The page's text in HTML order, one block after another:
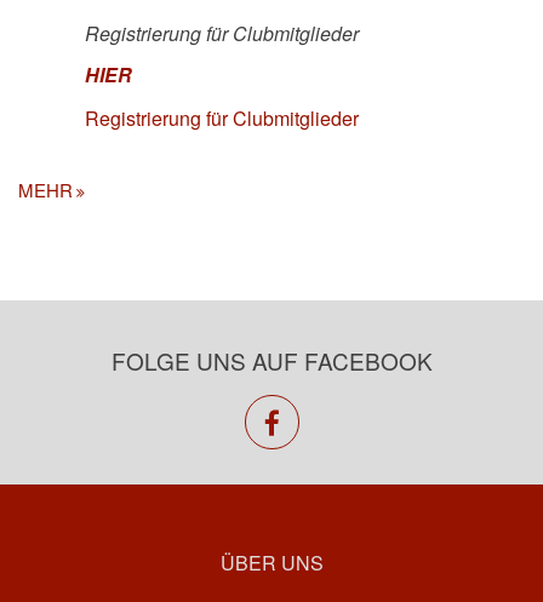
Registrierung für Clubmitglieder
HIER
Registrierung für Clubmitglieder
MEHR
FOLGE UNS AUF FACEBOOK
facebook
ÜBER UNS